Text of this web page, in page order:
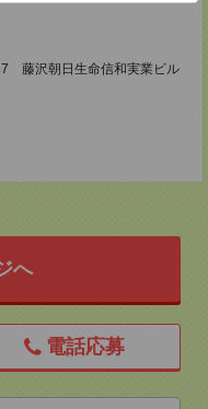
藤沢朝日生命信和実業ビル
へ
電話応募